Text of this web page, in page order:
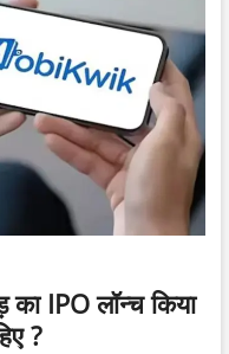
IPO लॉन्च किया
?